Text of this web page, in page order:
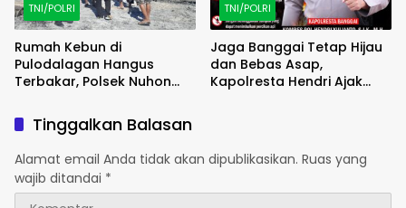
TNI/POLRI
Rumah Kebun di
Pulodalagan Hangus
Terbakar, Polsek Nuhon
Saksi
TNI/POLRI
Jaga Banggai Tetap Hijau
dan Bebas Asap,
Kapolresta Hendri Ajak
Tinggalkan Balasan
Alamat email Anda tidak akan dipublikasikan. Ruas yang
wajib ditandai *